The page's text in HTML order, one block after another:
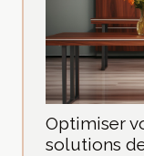
Optimiser
solutions